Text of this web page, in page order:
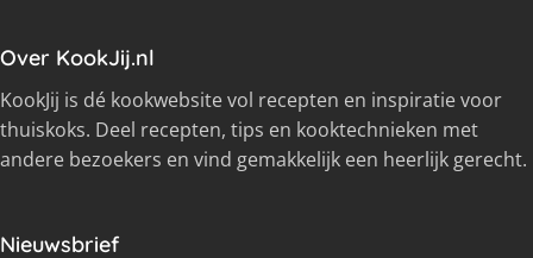
Over KookJij.nl
KookJij is dé kookwebsite vol recepten en inspiratie voor
thuiskoks. Deel recepten, tips en kooktechnieken met
andere bezoekers en vind gemakkelijk een heerlijk gerecht.
Nieuwsbrief